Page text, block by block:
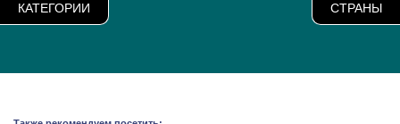
КАТЕГОРИИ СТРАНЫ